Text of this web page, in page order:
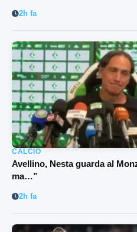
2h fa
CALCIO
Avellino, Nesta guarda al
ma…”
2h fa